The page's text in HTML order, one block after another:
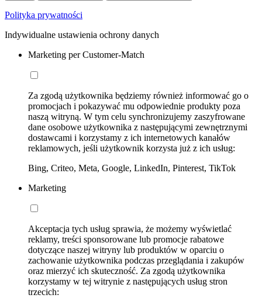
Polityka prywatności
Indywidualne ustawienia ochrony danych
Marketing per Customer-Match
Za zgodą użytkownika będziemy również informować go o
promocjach i pokazywać mu odpowiednie produkty poza
naszą witryną. W tym celu synchronizujemy zaszyfrowane
dane osobowe użytkownika z następującymi zewnętrznymi
dostawcami i korzystamy z ich internetowych kanałów
reklamowych, jeśli użytkownik korzysta już z ich usług:
Bing, Criteo, Meta, Google, LinkedIn, Pinterest, TikTok
Marketing
Akceptacja tych usług sprawia, że możemy wyświetlać
reklamy, treści sponsorowane lub promocje rabatowe
dotyczące naszej witryny lub produktów w oparciu o
zachowanie użytkownika podczas przeglądania i zakupów
oraz mierzyć ich skuteczność. Za zgodą użytkownika
korzystamy w tej witrynie z następujących usług stron
trzecich: